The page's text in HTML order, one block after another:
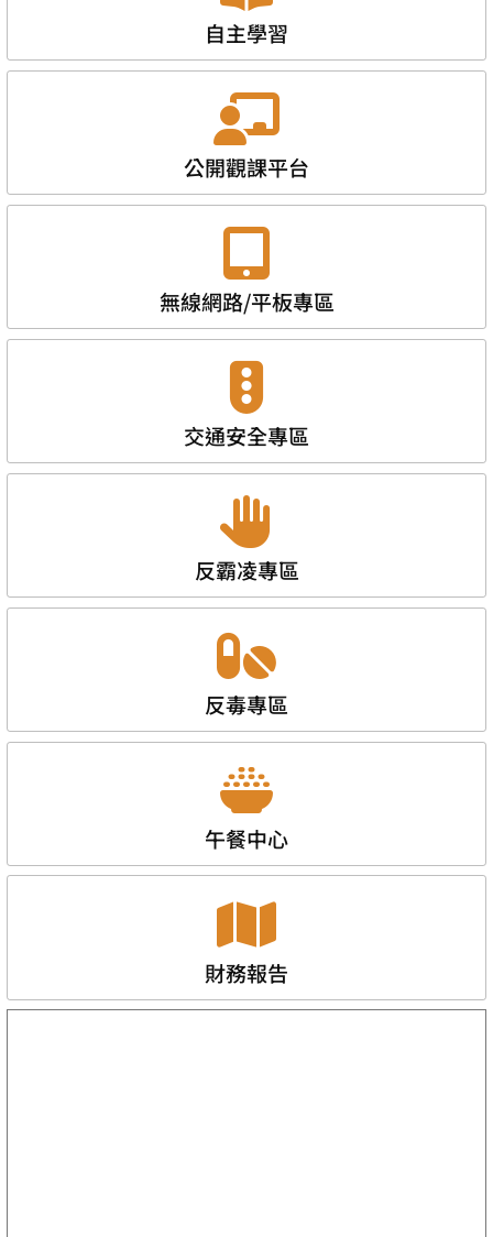
自主學習
公開觀課平台
無線網路/平板專區
交通安全專區
反霸凌專區
反毒專區
午餐中心
財務報告